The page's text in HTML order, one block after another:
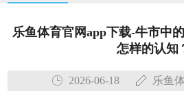
乐鱼体育官网app下载-牛市中
怎样的认知
2026-06-18 乐鱼